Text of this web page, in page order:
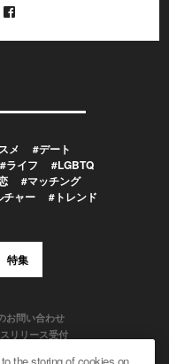
メ
#デート
#ライフ
#LGBTQ
#マッチング
チャー #トレンド
特集
お問い合わせ
リリース受付